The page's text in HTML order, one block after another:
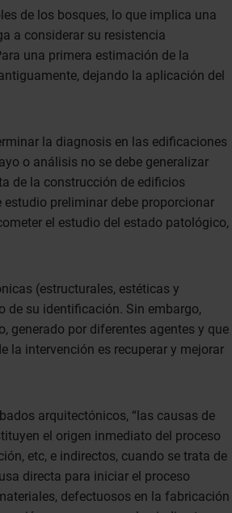
de los bosques, lo que implica una
a considerar su resistencia
una primera estimación de la
dejando la aplicación del
la diagnosis en las edificaciones
o análisis no se debe generalizar
de la construcción de edificios
preliminar debe proporcionar
el estudio del estado patológico,
(estructurales, estéticas y
de su identificación. Sin embargo,
generado por diferentes agentes y que
la intervención es recuperar y mejorar
arquitectónicos, “las causas de
el origen inmediato del proceso
etc, e indirectos, cuando se trata de
directa para iniciar el proceso
defectuosos en la fabricación